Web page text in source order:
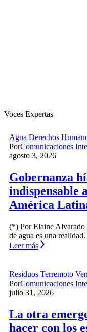
Voces Expertas
Agua Derechos
PorComunicaciones
agosto 3, 2026
Gobernanza
indispensable
América
(*) Por Elaine
de agua es una
Leer más
Residuos Terremoto
PorComunicaciones
julio 31, 2026
La otra
hacer con los